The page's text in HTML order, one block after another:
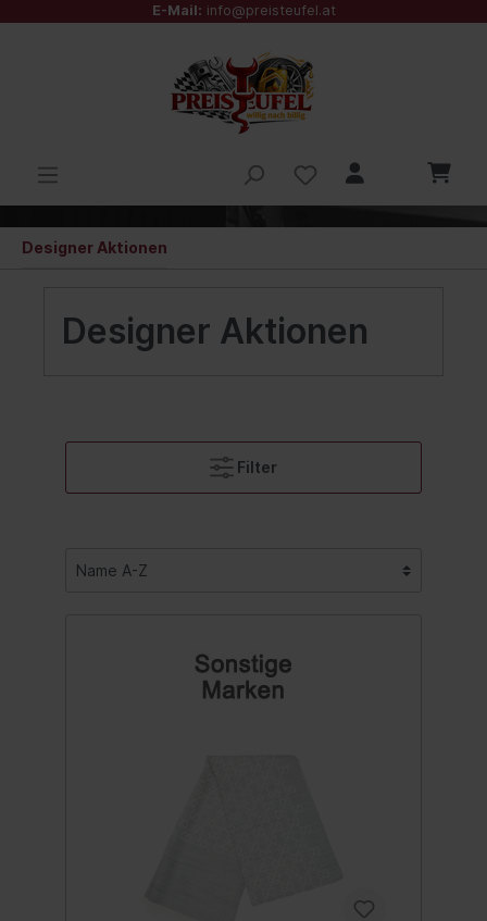
E-Mail: info@preisteufel.at
Designer Aktionen
Designer Aktionen
Filter